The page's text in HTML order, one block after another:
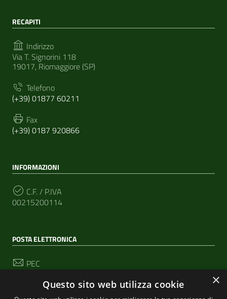
RECAPITI
Indirizzo
Via T. Signorini 118
19017, Riomaggiore (SP)
Telefono
(+39) 01877 60211
Fax
(+39) 0187 920866
INFORMAZIONI
C.F. / P.IVA
00215200114
POSTA ELETTRONICA
PEC
Email
×
Questo sito web utilizza cookie